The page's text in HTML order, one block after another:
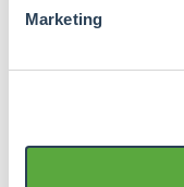
Marketing